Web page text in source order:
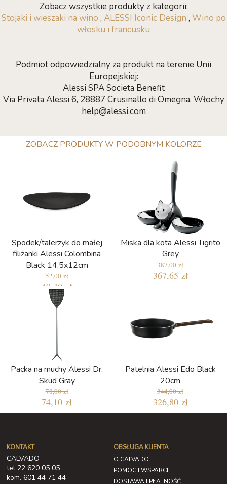
Zobacz wszystkie produkty z kategorii:
Stojaki i wieszaki na wino , ALESSI Iconic Design , Wino po
włosku i francusku
Podmiot odpowiedzialny za produkt na terenie Unii
Europejskiej:
Alessi SPA Societa Benefit
Via Privata Alessi 6, 28887 Crusinallo di Omegna, Włochy
help@alessi.com
ZOBACZ PRODUKTY W PODOBNYM KOLORZE
Spodek/talerzyk do małej
filiżanki Alessi Colombina
Black 14,5x12cm
52,00 zł
49,40 zł
Miska dla kota Alessi Tigrito
Grey
387,00 zł
367,65 zł
Packa na muchy Alessi Dr.
Skud Gray
78,00 zł
74,10 zł
Patelnia Alessi Edo Black
20cm
344,00 zł
326,80 zł
KONTAKT
CALVADO
tel 22 620 05 05
kom. 601 44 71 44
OBSŁUGA KLIENTA
O CALVADO
POMOC I WSPARCIE
DOSTAWA I PŁATNOŚĆ